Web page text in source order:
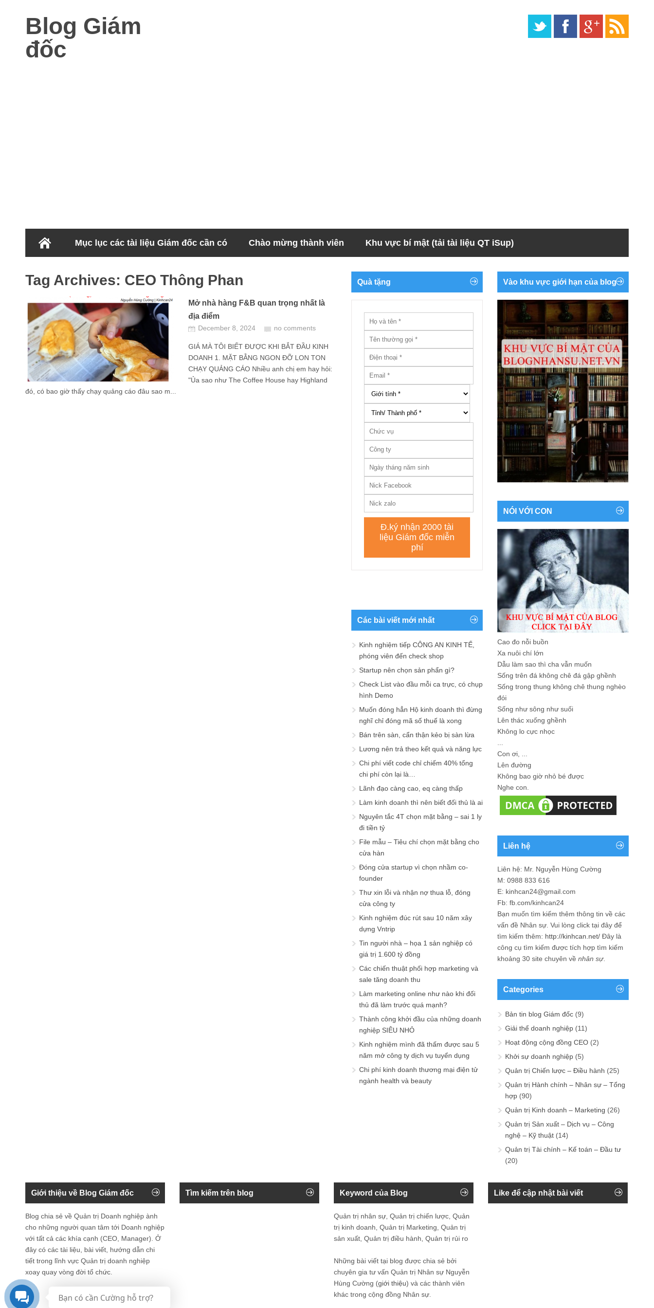
Blog Giám
đốc
Mục lục các tài liệu Giám đốc cần có Chào mừng thành viên Khu vực bí mật (tải tài liệu QT iSup)
Tag Archives: CEO Thông Phan
Mở nhà hàng F&B quan trọng nhất là
địa điểm
December 8, 2024 no comments
GIÁ MÀ TÔI BIẾT ĐƯỢC KHI BẮT ĐẦU KINH
DOANH 1. MẶT BẰNG NGON ĐỠ LON TON
CHẠY QUẢNG CÁO Nhiều anh chị em hay hỏi:
"Ủa sao như The Coffee House hay Highland
đó, có bao giờ thấy chạy quảng cáo đâu sao m...
Quà tặng
Các bài viết mới nhất
Kinh nghiệm tiếp CÔNG AN KINH TẾ,
phóng viên đến check shop
Startup nên chọn sản phẩn gì?
Check List vào đầu mỗi ca trực, có chụp
hình Demo
Muốn đóng hẳn Hộ kinh doanh thì đừng
nghĩ chỉ đóng mã số thuế là xong
Bán trên sàn, cẩn thận kẻo bị sàn lừa
Lương nên trả theo kết quả và năng lực
Chi phí viết code chỉ chiếm 40% tổng
chi phí còn lại là…
Lãnh đạo càng cao, eq càng thấp
Làm kinh doanh thì nên biết đối thủ là ai
Nguyên tắc 4T chọn mặt bằng – sai 1 ly
đi tiền tỷ
File mẫu – Tiêu chí chọn mặt bằng cho
cửa hàn
Đóng cửa startup vì chọn nhầm co-
founder
Thư xin lỗi và nhận nợ thua lỗ, đóng
cửa công ty
Kinh nghiệm đúc rút sau 10 năm xây
dựng Vntrip
Tin người nhà – họa 1 sản nghiệp có
giá trị 1.600 tỷ đồng
Các chiến thuật phối hợp marketing và
sale tăng doanh thu
Làm marketing online như nào khi đối
thủ đã làm trước quá mạnh?
Thành công khởi đầu của những doanh
nghiệp SIÊU NHỎ
Kinh nghiệm mình đã thấm được sau 5
năm mở công ty dịch vụ tuyển dụng
Chi phí kinh doanh thương mại điện tử
ngành health và beauty
Vào khu vực giới hạn của blog
NÓI VỚI CON
Cao đo nỗi buồn
Xa nuôi chí lớn
Dẫu làm sao thì cha vẫn muốn
Sống trên đá không chê đá gập ghềnh
Sống trong thung không chê thung nghèo
đói
Sống như sông như suối
Lên thác xuống ghềnh
Không lo cực nhọc
Con ơi, ...
Lên đường
Không bao giờ nhỏ bé được
Nghe con.
Liên hệ
Liên hệ: Mr. Nguyễn Hùng Cường
M: 0988 833 616
E: kinhcan24@gmail.com
Fb: fb.com/kinhcan24
Bạn muốn tìm kiếm thêm thông tin về các
vấn đề Nhân sự . Vui lòng click tại đây để
tìm kiếm thêm: http://kinhcan.net/ Đây là
công cụ tìm kiếm được tích hợp tìm kiếm
khoảng 30 site chuyên về nhân sự.
Categories
Bản tin blog Giám đốc (9)
Giải thể doanh nghiệp (11)
Hoạt động cộng đồng CEO (2)
Khởi sự doanh nghiệp (5)
Quản trị Chiến lược – Điều hành (25)
Quản trị Hành chính – Nhân sự – Tổng
hợp (90)
Quản trị Kinh doanh – Marketing (26)
Quản trị Sản xuất – Dịch vụ – Công
nghệ – Kỹ thuật (14)
Quản trị Tài chính – Kế toán – Đầu tư
(20)
Giới thiệu về Blog Giám đốc
Blog chia sẻ về Quản trị Doanh nghiệp ành
cho những người quan tâm tới Doanh nghiệp
với tất cả các khía cạnh (CEO, Manager). Ở
đây có các tài liệu, bài viết, hướng dẫn chi
tiết trong lĩnh vực Quản trị doanh nghiệp
xoay quay vòng đời tổ chức.
Tìm kiếm trên blog Keyword của Blog
Quản trị nhân sự, Quản trị chiến lược, Quản
trị kinh doanh, Quản trị Marketing, Quản trị
sản xuất, Quản trị điều hành, Quản trị rủi ro
Những bài viết tại blog được chia sẻ bởi
chuyên gia tư vấn Quản trị Nhân sự Nguyễn
Hùng Cường (giới thiệu) và các thành viên
khác trong cộng đồng Nhân sự.
Like để cập nhật bài viết
Bạn có cần Cường hỗ trợ?